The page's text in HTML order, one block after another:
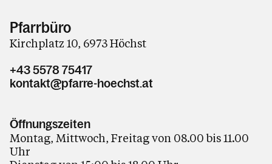
Pfarrbüro
Kirchplatz 10, 6973 Höchst
+43 5578 75417
kontakt@pfarre-hoechst.at
Öffnungszeiten
Montag, Mittwoch, Freitag von 08.00 bis 11.00
Uhr